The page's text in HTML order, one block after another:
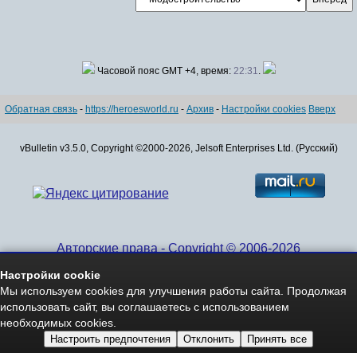
Часовой пояс GMT +4, время: 22:31
Обратная связь - https://heroesworld.ru - Архив - Настройки cookies Вверх
vBulletin v3.5.0, Copyright ©2000-2026, Jelsoft Enterprises Ltd. (Русский)
Авторские права - Copyright © 2006-2026
Настройки cookie
Мы используем cookies для улучшения работы сайта. Продолжая
использовать сайт, вы соглашаетесь с использованием
необходимых cookies.
Настроить предпочтения Отклонить Принять все